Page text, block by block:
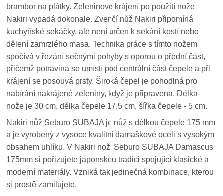
brambor na plátky. Zeleninové krájení po použití nože
Nakiri vypadá dokonale. Zvenčí nůž Nakiri připomíná
kuchyňské sekáčky, ale není určen k sekání kostí nebo
dělení zamrzlého masa. Technika práce s tímto nožem
spočívá v řezání sečnými pohyby s oporou o přední část,
přičemž potravina se umístí pod centrální část čepele a při
krájení se posouvá prsty. Široká čepel je pohodlná pro
nabírání nakrájené zeleniny, když je připravena. Délka
nože je 30 cm, délka čepele 17,5 cm, šířka čepele - 5 cm.
Nakiri nůž Seburo SUBAJA je nůž s délkou čepele 175 mm
a je vyrobený z vysoce kvalitní damaškové oceli s vysokým
obsahem uhlíku. V Nakiri noži Seburo SUBAJA Damascus
175mm si pořizujete japonskou tradici spojující klasické a
moderní materiály. Vzniká tak jedinečná kombinace, kterou
si prostě zamilujete.